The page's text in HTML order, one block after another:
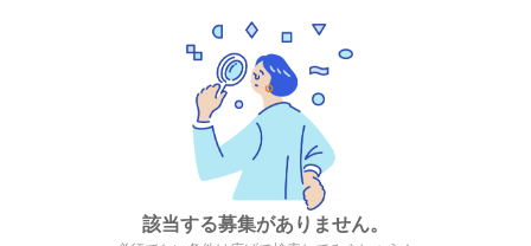
該当する募集がありません。